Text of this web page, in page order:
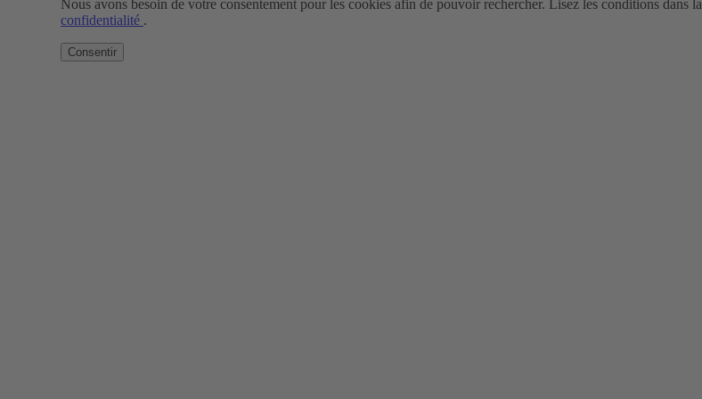
Nous avons besoin de votre consentement pour les cookies afin de pouvoir rechercher. Lisez les conditions dans la
confidentialité .
Consentir